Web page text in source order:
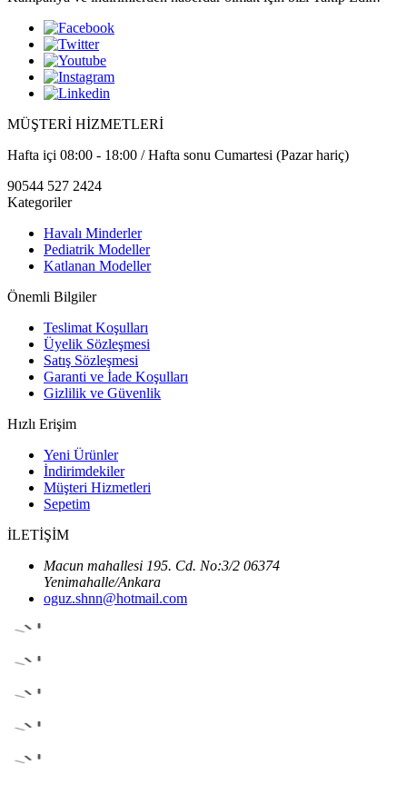
MÜŞTERİ HİZMETLERİ
Hafta içi 08:00 - 18:00 / Hafta sonu Cumartesi (Pazar hariç)
90544 527 2424
Kategoriler
Havalı Minderler
Pediatrik Modeller
Katlanan Modeller
Önemli Bilgiler
Teslimat Koşulları
Üyelik Sözleşmesi
Satış Sözleşmesi
Garanti ve İade Koşulları
Gizlilik ve Güvenlik
Hızlı Erişim
Yeni Ürünler
İndirimdekiler
Müşteri Hizmetleri
Sepetim
İLETİŞİM
Macun mahallesi 195. Cd. No:3/2 06374
Yenimahalle/Ankara
oguz.shnn@hotmail.com